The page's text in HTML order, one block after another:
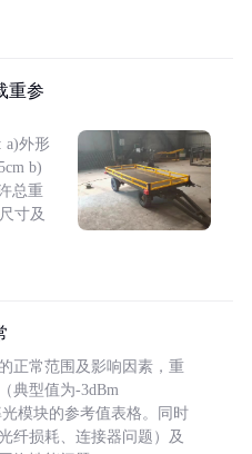
重参
a)外形
b)
总重
寸及
正常范围及影响因素，重
典型值为-3dBm
模块的参考值表格。同时
纤损耗、连接器问题）及